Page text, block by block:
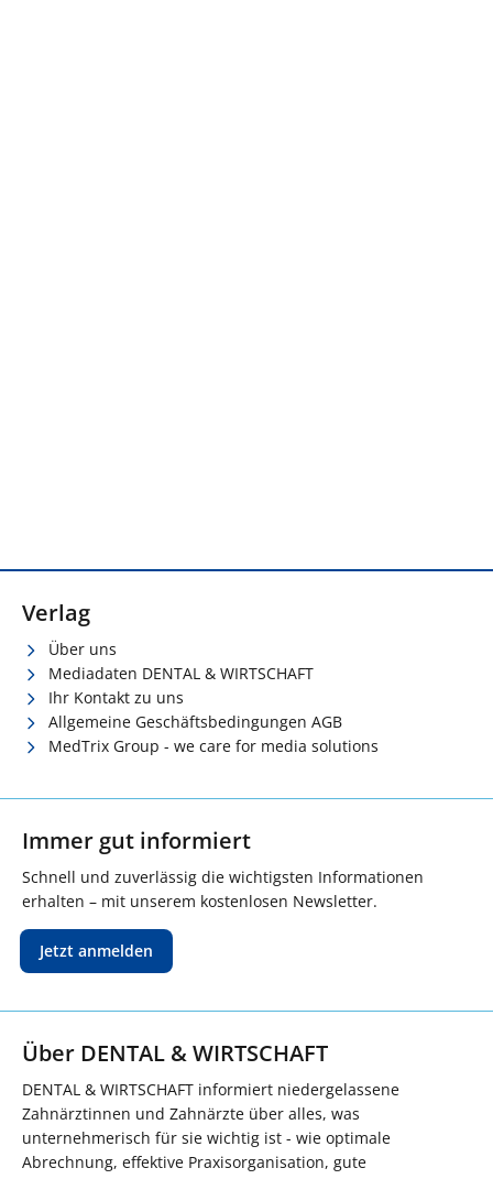
Verlag
Über uns
Mediadaten DENTAL & WIRTSCHAFT
Ihr Kontakt zu uns
Allgemeine Geschäftsbedingungen AGB
MedTrix Group - we care for media solutions
Immer gut informiert
Schnell und zuverlässig die wichtigsten Informationen
erhalten – mit unserem kostenlosen Newsletter.
Jetzt anmelden
Über DENTAL & WIRTSCHAFT
DENTAL & WIRTSCHAFT informiert niedergelassene
Zahnärztinnen und Zahnärzte über alles, was
unternehmerisch für sie wichtig ist - wie optimale
Abrechnung, effektive Praxisorganisation, gute